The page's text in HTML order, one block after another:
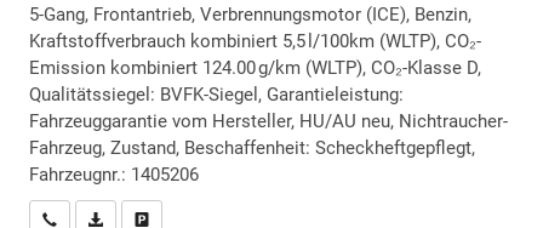
5-Gang, Frontantrieb, Verbrennungsmotor (ICE), Benzin,
Kraftstoffverbrauch kombiniert 5,5 l/100km (WLTP), CO₂-
Emission kombiniert 124.00 g/km (WLTP), CO₂-Klasse D,
Qualitätssiegel: BVFK-Siegel, Garantieleistung:
Fahrzeuggarantie vom Hersteller, HU/AU neu, Nichtraucher-
Fahrzeug, Zustand, Beschaffenheit: Scheckheftgepflegt,
Fahrzeugnr.: 1405206
Wir rufen Sie anPDF-Datei, Fahrzeugexposé drucken